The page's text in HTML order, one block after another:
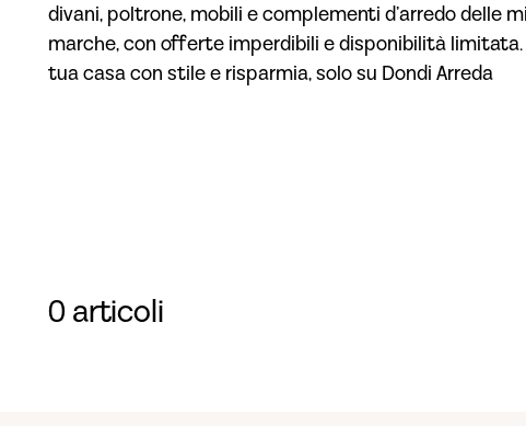
divani, poltrone, mobili e complementi d’arredo delle
marche, con offerte imperdibili e disponibilità limitata.
tua casa con stile e risparmia, solo su Dondi Arreda
0 articoli